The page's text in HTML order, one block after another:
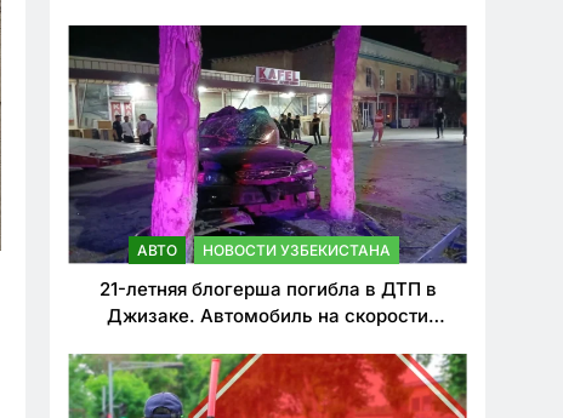
нарушителей ПДД
АВТО НОВОСТИ УЗБЕКИСТАНА
21-летняя блогерша погибла в ДТП в
Джизаке. Автомобиль на скорости